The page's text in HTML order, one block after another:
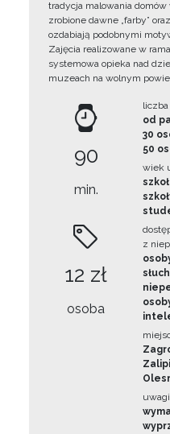
tradycja malowania
zrobione dawne „farby”
ozdabiają podobnymi
Zajęcia realizowane w
systemowa opieka nad
muzeach na wolnym
90
min.
12 zł
osoba
od
30
50
wiek
z
uwagi